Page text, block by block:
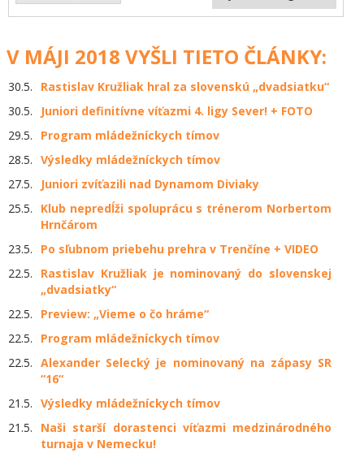
V MÁJI 2018 VYŠLI TIETO ČLÁNKY:
30.5.
Rastislav Kružliak hral za slovenskú „dvadsiatku“
30.5.
Juniori definitívne víťazmi 4. ligy Sever! + FOTO
29.5.
Program mládežníckych tímov
28.5. Výsledky mládežníckych tímov
27.5.
Juniori zvíťazili nad Dynamom Diviaky
25.5.
Klub nepredĺži spoluprácu s trénerom Norbertom
Hrnčárom
23.5.
Po sľubnom priebehu prehra v Trenčíne + VIDEO
22.5.
Rastislav Kružliak je nominovaný do slovenskej
„dvadsiatky“
22.5.
Preview: „Vieme o čo hráme“
22.5.
Program mládežníckych tímov
22.5. Alexander Selecký je nominovaný na zápasy SR
“16“
21.5. Výsledky mládežníckych tímov
21.5.
Naši starší dorastenci víťazmi medzinárodného
turnaja v Nemecku!